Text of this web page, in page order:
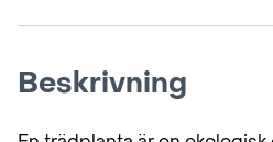
Beskrivning